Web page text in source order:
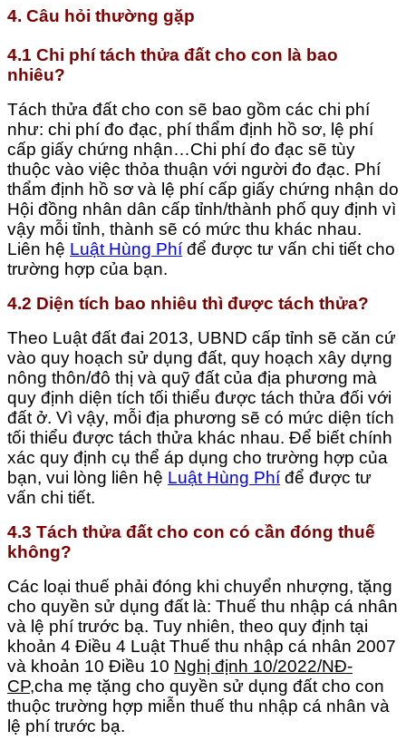
4. Câu hỏi thường gặp
4.1 Chi phí tách thửa đất cho con là bao
nhiêu?
Tách thửa đất cho con sẽ bao gồm các chi phí
như: chi phí đo đạc, phí thẩm định hồ sơ, lệ phí
cấp giấy chứng nhận…Chi phí đo đạc sẽ tùy
thuộc vào việc thỏa thuận với người đo đạc. Phí
thẩm định hồ sơ và lệ phí cấp giấy chứng nhận do
Hội đồng nhân dân cấp tỉnh/thành phố quy định vì
vậy mỗi tỉnh, thành sẽ có mức thu khác nhau.
Liên hệ Luật Hùng Phí để được tư vấn chi tiết cho
trường hợp của bạn.
4.2 Diện tích bao nhiêu thì được tách thửa?
Theo Luật đất đai 2013, UBND cấp tỉnh sẽ căn cứ
vào quy hoạch sử dụng đất, quy hoạch xây dựng
nông thôn/đô thị và quỹ đất của địa phương mà
quy định diện tích tối thiểu được tách thửa đối với
đất ở. Vì vậy, mỗi địa phương sẽ có mức diện tích
tối thiểu được tách thửa khác nhau. Để biết chính
xác quy định cụ thể áp dụng cho trường hợp của
bạn, vui lòng liên hệ Luật Hùng Phí để được tư
vấn chi tiết.
4.3 Tách thửa đất cho con có cần đóng thuế
không?
Các loại thuế phải đóng khi chuyển nhượng, tặng
cho quyền sử dụng đất là: Thuế thu nhập cá nhân
và lệ phí trước bạ. Tuy nhiên, theo quy định tại
khoản 4 Điều 4 Luật Thuế thu nhập cá nhân 2007
và khoản 10 Điều 10 Nghị định 10/2022/NĐ-
CP,cha mẹ tặng cho quyền sử dụng đất cho con
thuộc trường hợp miễn thuế thu nhập cá nhân và
lệ phí trước bạ.